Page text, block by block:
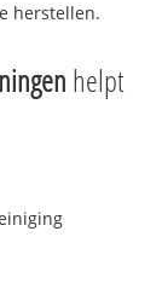
herstellen.
helpt